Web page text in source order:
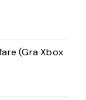
(Gra Xbox